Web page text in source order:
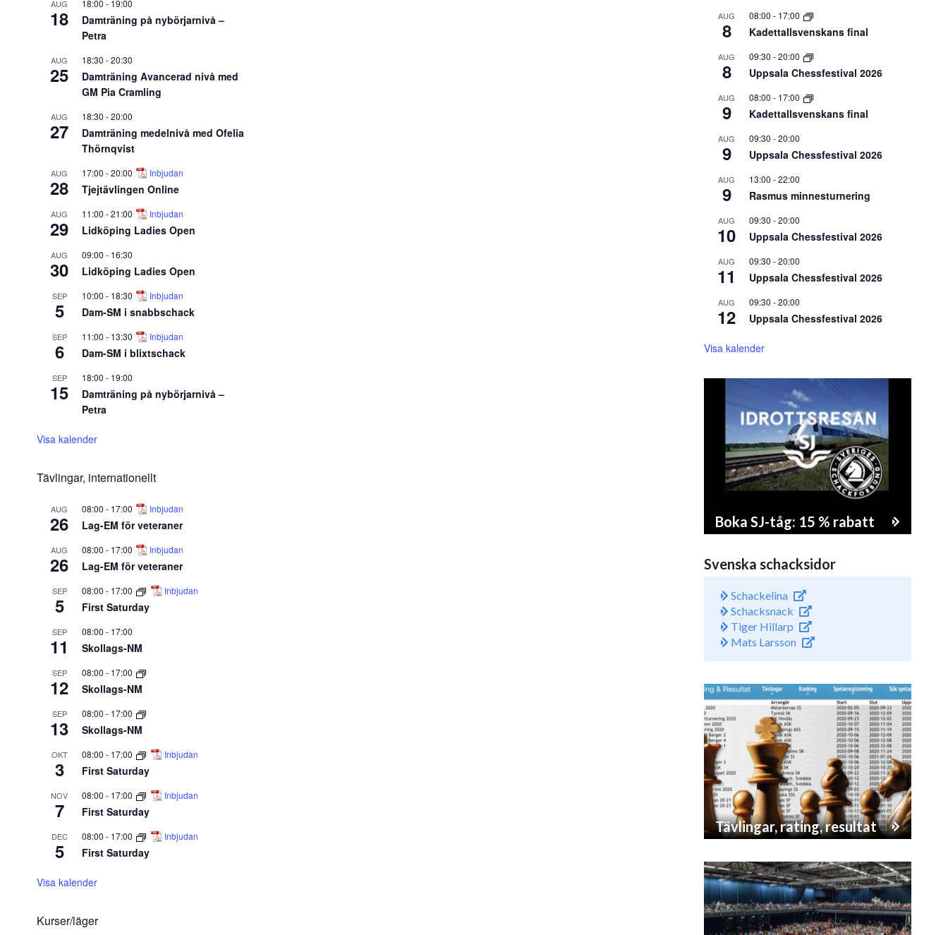
AUG
18
18:00 - 19:00
Damträning på nybörjarnivå –
Petra
AUG
25
18:30 -20:30
Damträning Avancerad nivå med
GM Pia Cramling
AUG
27
18:30 -20:00
Damträning medelnivå med Ofelia
Thörnqvist
AUG
28
17:00 -20:00 Inbjudan
Tjejtävlingen Online
AUG
29
11:00 -21:00 Inbjudan
Lidköping Ladies Open
AUG
30
09:00 - 16:30
Lidköping Ladies Open
SEP
5
10:00 - 18:30 Inbjudan
Dam-SM i snabbschack
SEP
6
11:00 - 13:30 Inbjudan
Dam-SM i blixtschack
SEP
15
18:00 - 19:00
Damträning på nybörjarnivå –
Petra
Visa kalender
Tävlingar, internationellt
AUG
26
08:00 - 17:00 Inbjudan
Lag-EM för veteraner
AUG
26
08:00 - 17:00 Inbjudan
Lag-EM för veteraner
SEP
5
08:00 - 17:00 Inbjudan
First Saturday
SEP
11
08:00 - 17:00
Skollags-NM
SEP
12
08:00 - 17:00
Skollags-NM
SEP
13
08:00 - 17:00
Skollags-NM
OKT
3
08:00 - 17:00 Inbjudan
First Saturday
NOV
7
08:00 - 17:00 Inbjudan
First Saturday
DEC
5
08:00 - 17:00 Inbjudan
First Saturday
Visa kalender
Kurser/läger
AUG
8
08:00 - 17:00
Kadettallsvenskans final
AUG
8
09:30 -20:00
Uppsala Chessfestival 2026
AUG
9
08:00 - 17:00
Kadettallsvenskans final
AUG
9
09:30 -20:00
Uppsala Chessfestival 2026
AUG
9
13:00 -22:00
Rasmus minnesturnering
AUG
10
09:30 -20:00
Uppsala Chessfestival 2026
AUG
11
09:30 -20:00
Uppsala Chessfestival 2026
AUG
12
09:30 -20:00
Uppsala Chessfestival 2026
Visa kalender
Boka SJ-tåg: 15 % rabatt
Svenska schacksidor
Schackelina
Schacksnack
Tiger Hillarp
Mats Larsson
Tävlingar, rating, resultat